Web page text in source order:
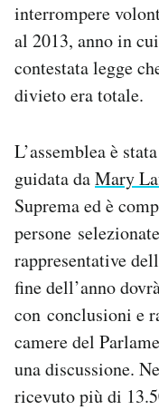
Regala il Post
Hai bisogno di
Esci
interrompere
al 2013, anno in
contestata legge
divieto era totale.
L’assemblea è
guidata daMary
Suprema ed è
persone
rappresentative
fine dell’anno
con conclusioni e
camere del
una discussione.
ricevuto più di